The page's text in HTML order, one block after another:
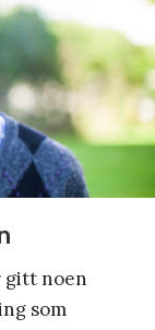
gitt noen
som